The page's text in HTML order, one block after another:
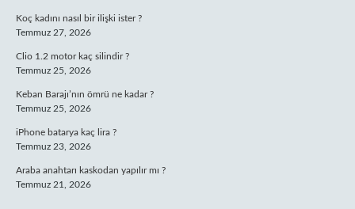
Koç kadını nasıl bir ilişki ister ?
Temmuz 27, 2026
Clio 1.2 motor kaç silindir ?
Temmuz 25, 2026
Keban Barajı’nın ömrü ne kadar ?
Temmuz 25, 2026
iPhone batarya kaç lira ?
Temmuz 23, 2026
Araba anahtarı kaskodan yapılır mı ?
Temmuz 21, 2026